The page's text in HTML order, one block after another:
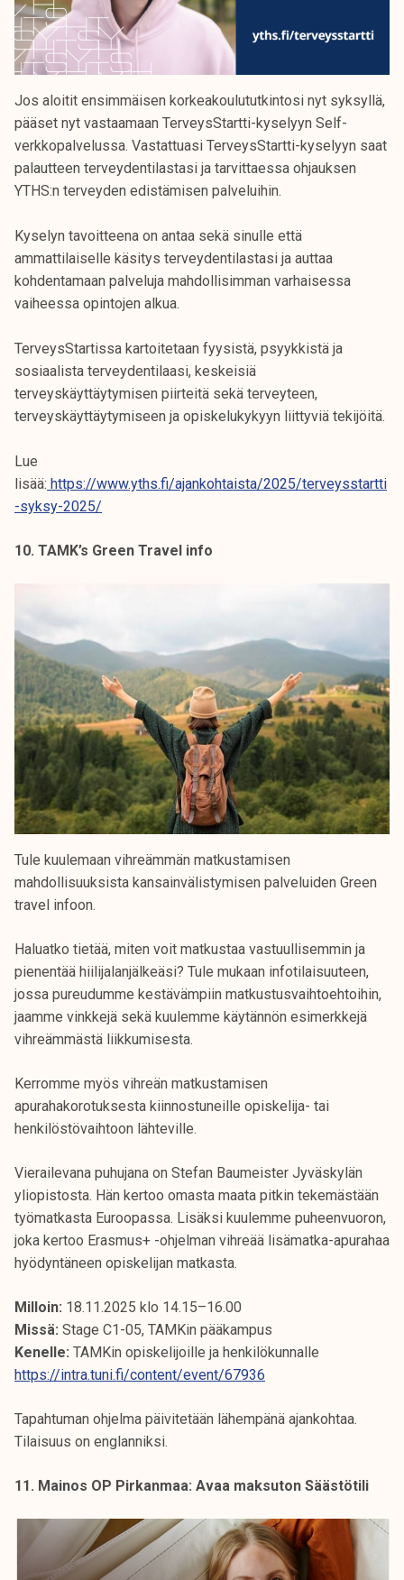
Jos aloitit ensimmäisen korkeakoulututkintosi nyt syksyllä,
pääset nyt vastaamaan TerveysStartti-kyselyyn Self-
verkkopalvelussa. Vastattuasi TerveysStartti-kyselyyn saat
palautteen terveydentilastasi ja tarvittaessa ohjauksen
YTHS:n terveyden edistämisen palveluihin.
Kyselyn tavoitteena on antaa sekä sinulle että
ammattilaiselle käsitys terveydentilastasi ja auttaa
kohdentamaan palveluja mahdollisimman varhaisessa
vaiheessa opintojen alkua.
TerveysStartissa kartoitetaan fyysistä, psyykkistä ja
sosiaalista terveydentilaasi, keskeisiä
terveyskäyttäytymisen piirteitä sekä terveyteen,
terveyskäyttäytymiseen ja opiskelukykyyn liittyviä tekijöitä.
Lue
lisää: https://www.yths.fi/ajankohtaista/2025/terveysstartti
-syksy-2025/
10. TAMK’s Green Travel info
Tule kuulemaan vihreämmän matkustamisen
mahdollisuuksista kansainvälistymisen palveluiden Green
travel infoon.
Haluatko tietää, miten voit matkustaa vastuullisemmin ja
pienentää hiilijalanjälkeäsi? Tule mukaan infotilaisuuteen,
jossa pureudumme kestävämpiin matkustusvaihtoehtoihin,
jaamme vinkkejä sekä kuulemme käytännön esimerkkejä
vihreämmästä liikkumisesta.
Kerromme myös vihreän matkustamisen
apurahakorotuksesta kiinnostuneille opiskelija- tai
henkilöstövaihtoon lähteville.
Vierailevana puhujana on Stefan Baumeister Jyväskylän
yliopistosta. Hän kertoo omasta maata pitkin tekemästään
työmatkasta Euroopassa. Lisäksi kuulemme puheenvuoron,
joka kertoo Erasmus+ -ohjelman vihreää lisämatka-apurahaa
hyödyntäneen opiskelijan matkasta.
Milloin: 18.11.2025 klo 14.15–16.00
Missä: Stage C1-05, TAMKin pääkampus
Kenelle: TAMKin opiskelijoille ja henkilökunnalle
https://intra.tuni.fi/content/event/67936
Tapahtuman ohjelma päivitetään lähempänä ajankohtaa.
Tilaisuus on englanniksi.
11. Mainos OP Pirkanmaa: Avaa maksuton Säästötili